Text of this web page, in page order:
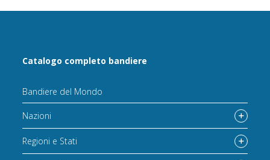
Catalogo completo bandiere
Bandiere del Mondo
Nazioni
Regioni e Stati